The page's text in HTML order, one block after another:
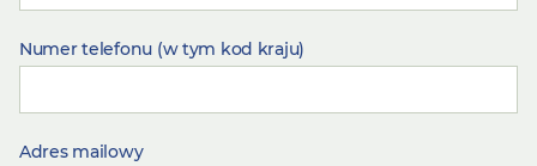
Numer telefonu (w tym kod kraju)
Adres mailowy